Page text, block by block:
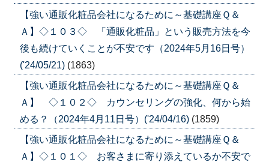
【強い通販化粧品会社になるために～基礎講座Ｑ＆
Ａ】◇１０３◇ 「通販化粧品」という販売方法を今
後も続けていくことが不安です（2024年5月16日号）
('24/05/21) (1863)
【強い通販化粧品会社になるために～基礎講座Ｑ＆
Ａ】 ◇１０２◇ カウンセリングの強化、何から始
める？（2024年4月11日号）('24/04/16) (1859)
【強い通販化粧品会社になるために～基礎講座Ｑ＆
Ａ】◇１０１◇ お客さまに寄り添えているか不安で